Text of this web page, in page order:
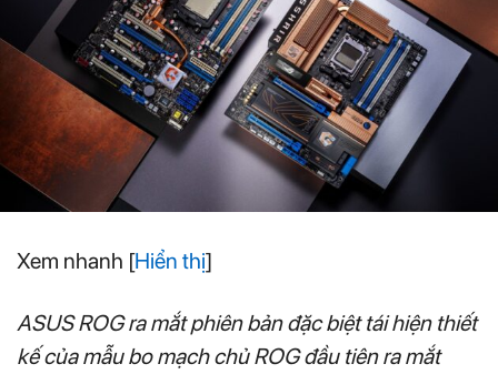
Xem nhanh [Hiển thị]
ASUS ROG ra mắt phiên bản đặc biệt tái hiện thiết
kế của mẫu bo mạch chủ ROG đầu tiên ra mắt